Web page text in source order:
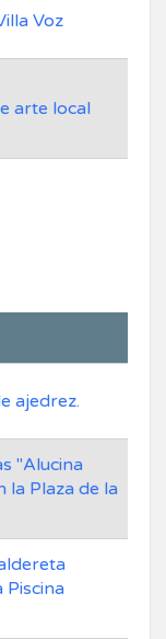
Voz
arte local
ajedrez.
"Alucina
la Plaza de la
Piscina